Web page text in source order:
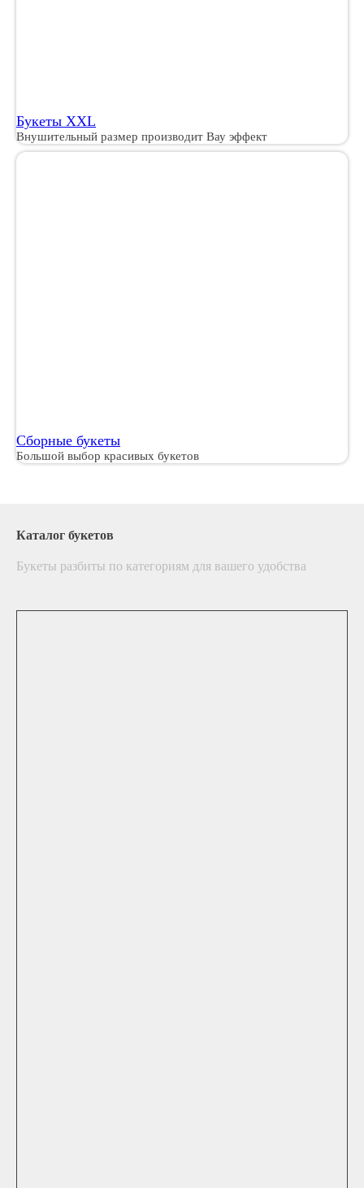
Букеты XXL
Внушительный размер производит Вау эффект
Сборные букеты
Большой выбор красивых букетов
Каталог букетов
Букеты разбиты по категориям для вашего удобства